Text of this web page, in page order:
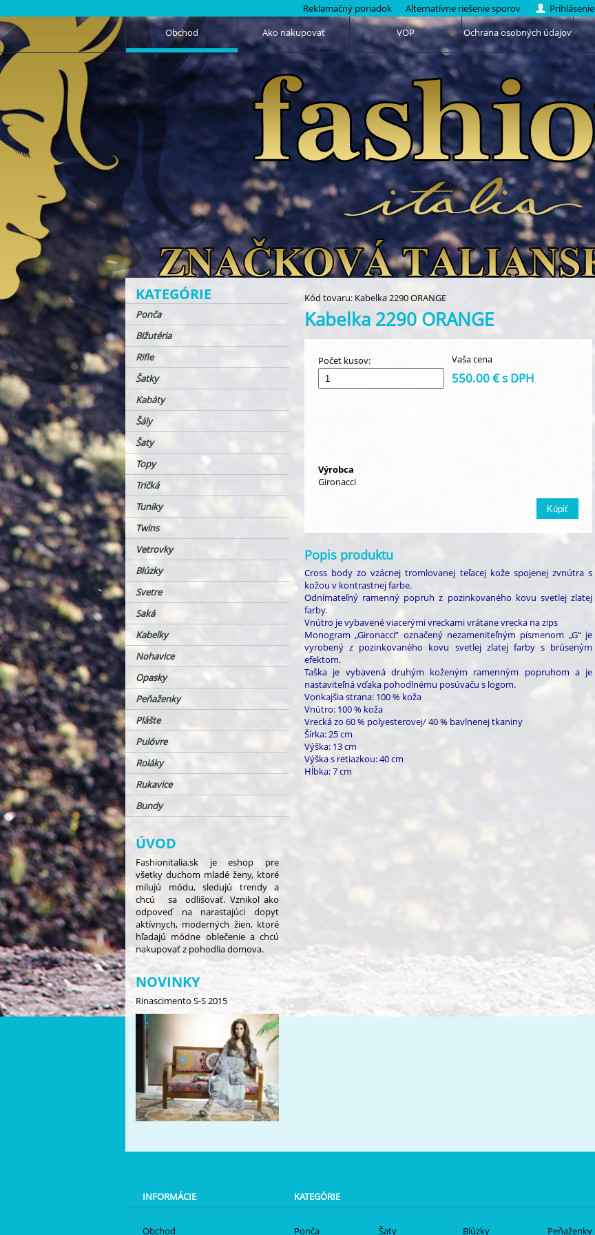
Reklamačný poriadok Alternatívne riešenie sporov Prihlásenie
Obchod
Ako nakupovať VOP Ochrana osobných údajov
KATEGÓRIE
Ponča
Bižutéria
Rifle
Šatky
Kabáty
Šály
Šaty
Topy
Tričká
Tuniky
Twins
Vetrovky
Blúzky
Svetre
Saká
Kabelky
Nohavice
Opasky
Peňaženky
Plášte
Pulóvre
Roláky
Rukavice
Bundy
ÚVOD
Fashionitalia.sk je eshop pre
všetky duchom mladé ženy, ktoré
milujú módu, sledujú trendy a
chcú sa odlišovať. Vznikol ako
odpoveď na narastajúci dopyt
aktívnych, moderných žien, ktoré
hľadajú módne oblečenie a chcú
nakupovať z pohodlia domova.
NOVINKY
Rinascimento S-S 2015
Kód tovaru: Kabelka 2290 ORANGE
Kabelka 2290 ORANGE
Vaša cena
550.00 € s DPH
Počet kusov:
Výrobca
Gironacci
Popis produktu
Cross body zo vzácnej tromlovanej teľacej kože spojenej zvnútra s
kožou v kontrastnej farbe.
Odnímateľný ramenný popruh z pozinkovaného kovu svetlej zlatej
farby.
Vnútro je vybavené viacerými vreckami vrátane vrecka na zips
Monogram „Gironacci“ označený nezameniteľným písmenom „G“ je
vyrobený z pozinkovaného kovu svetlej zlatej farby s brúseným
efektom.
Taška je vybavená druhým koženým ramenným popruhom a je
nastaviteľná vďaka pohodlnému posúvaču s logom.
Vonkajšia strana: 100 % koža
Vnútro: 100 % koža
Vrecká zo 60 % polyesterovej/ 40 % bavlnenej tkaniny
Šírka: 25 cm
Výška: 13 cm
Výška s retiazkou: 40 cm
Hĺbka: 7 cm
INFORMÁCIE
Obchod
KATEGÓRIE
Ponča Šaty Blúzky Peňaženky